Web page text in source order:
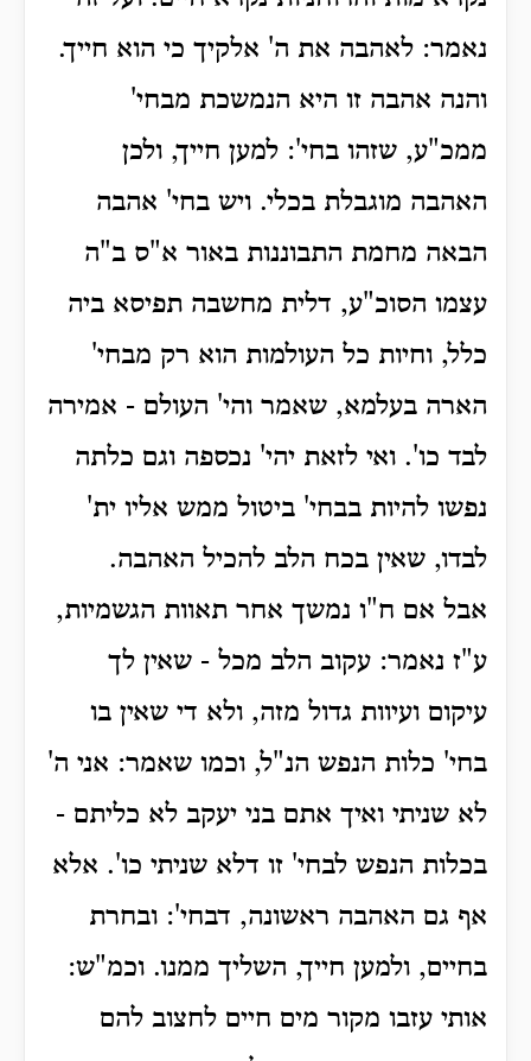
נאמר: לאהבה את ה' אלקיך כי הוא חייך.
והנה אהבה זו היא הנמשכת מבחי'
ממכ"ע, שזהו בחי': למען חייך, ולכן
האהבה מוגבלת בכלי. ויש בחי' אהבה
הבאה מחמת התבוננות באור א"ס ב"ה
עצמו הסוכ"ע, דלית מחשבה תפיסא ביה
כלל, וחיות כל העולמות הוא רק מבחי'
הארה בעלמא, שאמר והי' העולם - אמירה
לבד כו'. ואי לזאת יהי' נכספה וגם כלתה
נפשו להיות בבחי' ביטול ממש אליו ית'
לבדו, שאין בכח הלב להכיל האהבה.
אבל אם ח"ו נמשך אחר תאוות הגשמיות,
ע"ז נאמר: עקוב הלב מכל - שאין לך
עיקום ועיוות גדול מזה, ולא די שאין בו
בחי' כלות הנפש הנ"ל, וכמו שאמר: אני ה'
לא שניתי ואיך אתם בני יעקב לא כליתם -
בכלות הנפש לבחי' זו דלא שניתי כו'. אלא
אף גם האהבה ראשונה, דבחי': ובחרת
בחיים, ולמען חייך, השליך ממנו. וכמ"ש:
אותי עזבו מקור מים חיים לחצוב להם